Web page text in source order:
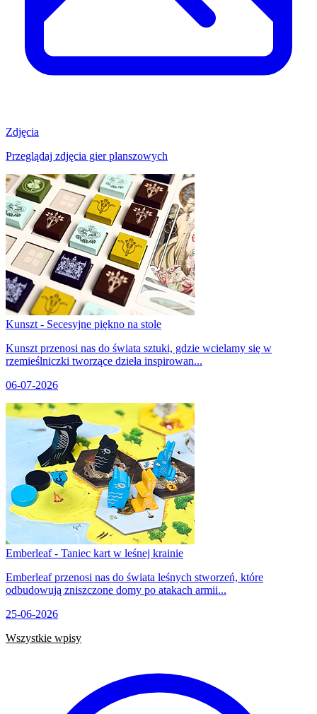
Zdjęcia
Przeglądaj zdjęcia gier planszowych
Kunszt - Secesyjne piękno na stole
Kunszt przenosi nas do świata sztuki, gdzie wcielamy się w
rzemieślniczki tworzące dzieła inspirowan...
06-07-2026
Emberleaf - Taniec kart w leśnej krainie
Emberleaf przenosi nas do świata leśnych stworzeń, które
odbudowują zniszczone domy po atakach armii...
25-06-2026
Wszystkie wpisy